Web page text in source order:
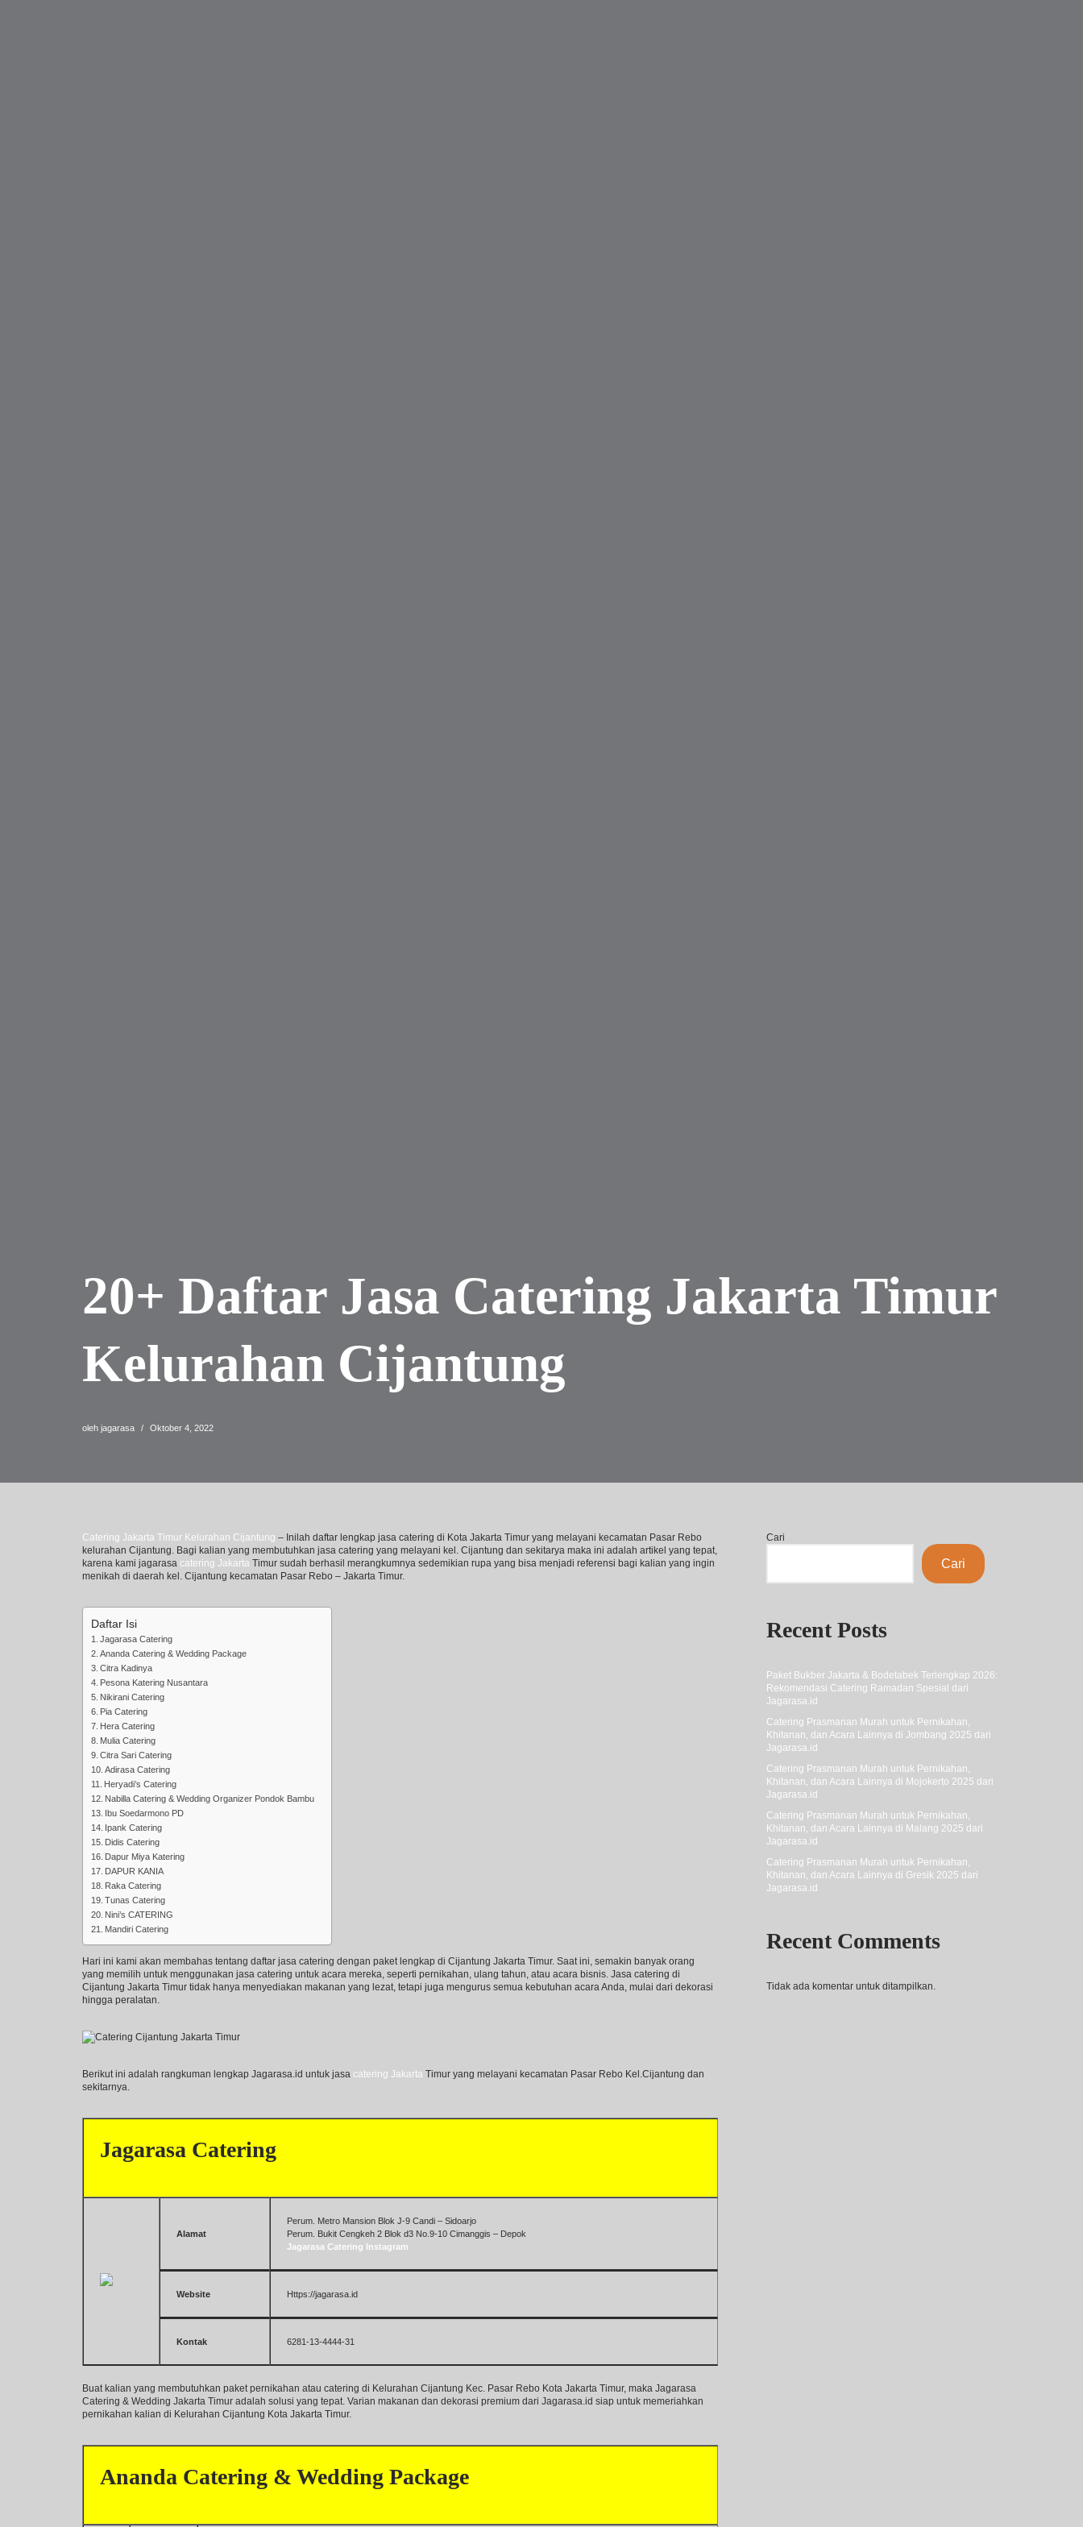
20+ Daftar Jasa Catering Jakarta Timur
Kelurahan Cijantung
oleh jagarasa Oktober 4, 2022
Catering Jakarta Timur Kelurahan Cijantung – Inilah daftar lengkap jasa catering di Kota Jakarta Timur yang melayani kecamatan Pasar Rebo
kelurahan Cijantung. Bagi kalian yang membutuhkan jasa catering yang melayani kel. Cijantung dan sekitarya maka ini adalah artikel yang tepat,
karena kami jagarasa catering Jakarta Timur sudah berhasil merangkumnya sedemikian rupa yang bisa menjadi referensi bagi kalian yang ingin
menikah di daerah kel. Cijantung kecamatan Pasar Rebo – Jakarta Timur.
Daftar Isi
Jagarasa Catering
Ananda Catering & Wedding Package
Citra Kadinya
Pesona Katering Nusantara
Nikirani Catering
Pia Catering
Hera Catering
Mulia Catering
Citra Sari Catering
Adirasa Catering
Heryadi’s Catering
Nabilla Catering & Wedding Organizer Pondok Bambu
Ibu Soedarmono PD
Ipank Catering
Didis Catering
Dapur Miya Katering
DAPUR KANIA
Raka Catering
Tunas Catering
Nini’s CATERING
Mandiri Catering
Hari ini kami akan membahas tentang daftar jasa catering dengan paket lengkap di Cijantung Jakarta Timur. Saat ini, semakin banyak orang
yang memilih untuk menggunakan jasa catering untuk acara mereka, seperti pernikahan, ulang tahun, atau acara bisnis. Jasa catering di
Cijantung Jakarta Timur tidak hanya menyediakan makanan yang lezat, tetapi juga mengurus semua kebutuhan acara Anda, mulai dari dekorasi
hingga peralatan.
Berikut ini adalah rangkuman lengkap Jagarasa.id untuk jasa catering Jakarta Timur yang melayani kecamatan Pasar Rebo Kel.Cijantung dan
sekitarnya.
Jagarasa Catering
Alamat
Perum. Metro Mansion Blok J-9 Candi – Sidoarjo
Perum. Bukit Cengkeh 2 Blok d3 No.9-10 Cimanggis – Depok
Jagarasa Catering Instagram
Website Https://jagarasa.id
Kontak 6281-13-4444-31
Buat kalian yang membutuhkan paket pernikahan atau catering di Kelurahan Cijantung Kec. Pasar Rebo Kota Jakarta Timur, maka Jagarasa
Catering & Wedding Jakarta Timur adalah solusi yang tepat. Varian makanan dan dekorasi premium dari Jagarasa.id siap untuk memeriahkan
pernikahan kalian di Kelurahan Cijantung Kota Jakarta Timur.
Ananda Catering & Wedding Package
Cari
Cari
Recent Posts
Paket Bukber Jakarta & Bodetabek Terlengkap 2026:
Rekomendasi Catering Ramadan Spesial dari
Jagarasa.id
Catering Prasmanan Murah untuk Pernikahan,
Khitanan, dan Acara Lainnya di Jombang 2025 dari
Jagarasa.id
Catering Prasmanan Murah untuk Pernikahan,
Khitanan, dan Acara Lainnya di Mojokerto 2025 dari
Jagarasa.id
Catering Prasmanan Murah untuk Pernikahan,
Khitanan, dan Acara Lainnya di Malang 2025 dari
Jagarasa.id
Catering Prasmanan Murah untuk Pernikahan,
Khitanan, dan Acara Lainnya di Gresik 2025 dari
Jagarasa.id
Recent Comments
Tidak ada komentar untuk ditampilkan.